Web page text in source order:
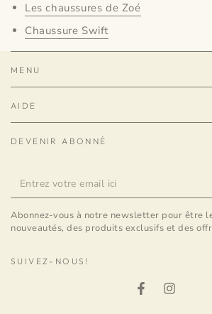
Les chaussures de Zoé
Chaussure Swift
MENU
AIDE
DEVENIR ABONNÉ
Entrez
votre
email
Abonnez-vous à notre newsletter pour être
nouveautés, des produits exclusifs et des
SUIVEZ-NOUS!
FacebookInstagram